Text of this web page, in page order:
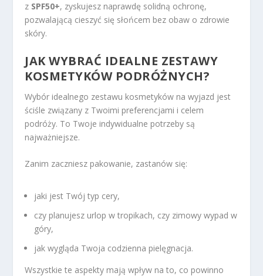
z SPF50+, zyskujesz naprawdę solidną ochronę,
pozwalającą cieszyć się słońcem bez obaw o zdrowie
skóry.
JAK WYBRAĆ IDEALNE ZESTAWY
KOSMETYKÓW PODRÓŻNYCH?
Wybór idealnego zestawu kosmetyków na wyjazd jest
ściśle związany z Twoimi preferencjami i celem
podróży. To Twoje indywidualne potrzeby są
najważniejsze.
Zanim zaczniesz pakowanie, zastanów się:
jaki jest Twój typ cery,
czy planujesz urlop w tropikach, czy zimowy wypad w
góry,
jak wygląda Twoja codzienna pielęgnacja.
Wszystkie te aspekty mają wpływ na to, co powinno